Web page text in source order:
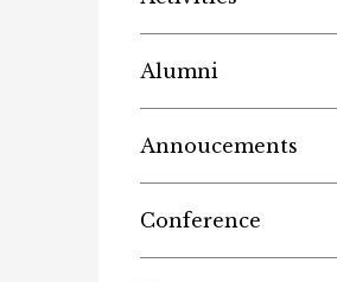
Alumni
Annoucements
Conference